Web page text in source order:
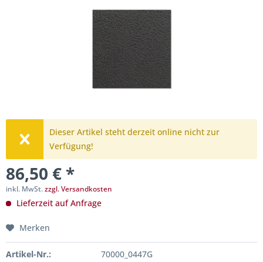
Dieser Artikel steht derzeit online nicht zur
Verfügung!
86,50 € *
inkl. MwSt.zzgl. Versandkosten
Lieferzeit auf Anfrage
Merken
Artikel-Nr.:
70000_0447G